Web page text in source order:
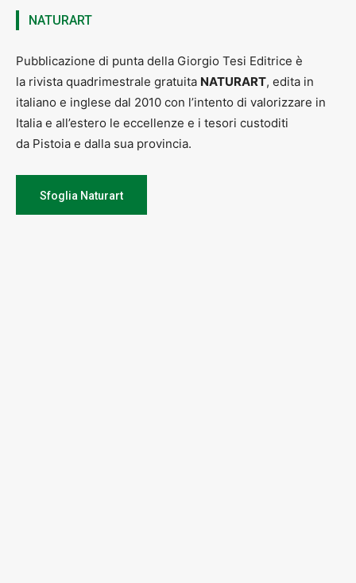
NATURART
Pubblicazione di punta della Giorgio Tesi Editrice è
la rivista quadrimestrale gratuita NATURART, edita in
italiano e inglese dal 2010 con l’intento di valorizzare in
Italia e all’estero le eccellenze e i tesori custoditi
da Pistoia e dalla sua provincia.
Sfoglia Naturart